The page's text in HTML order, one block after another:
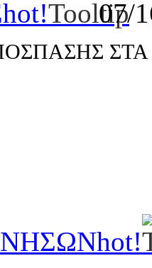
hot! 07/
ΣΤΑ
ΝΗΣΩΝhot!